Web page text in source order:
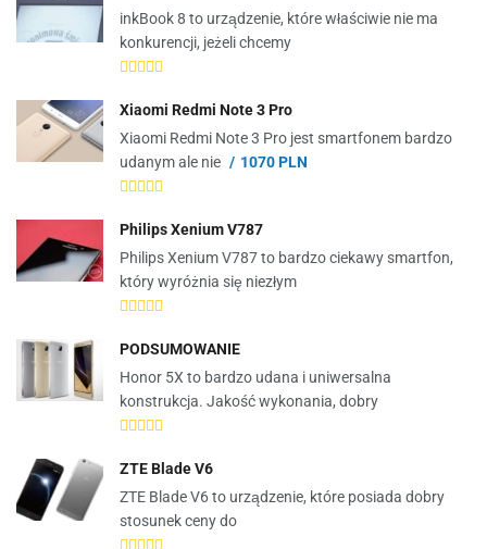
inkBook 8 to urządzenie, które właściwie nie ma
konkurencji, jeżeli chcemy
Xiaomi Redmi Note 3 Pro
Xiaomi Redmi Note 3 Pro jest smartfonem bardzo
udanym ale nie
1070 PLN
Philips Xenium V787
Philips Xenium V787 to bardzo ciekawy smartfon,
który wyróżnia się niezłym
PODSUMOWANIE
Honor 5X to bardzo udana i uniwersalna
konstrukcja. Jakość wykonania, dobry
ZTE Blade V6
ZTE Blade V6 to urządzenie, które posiada dobry
stosunek ceny do